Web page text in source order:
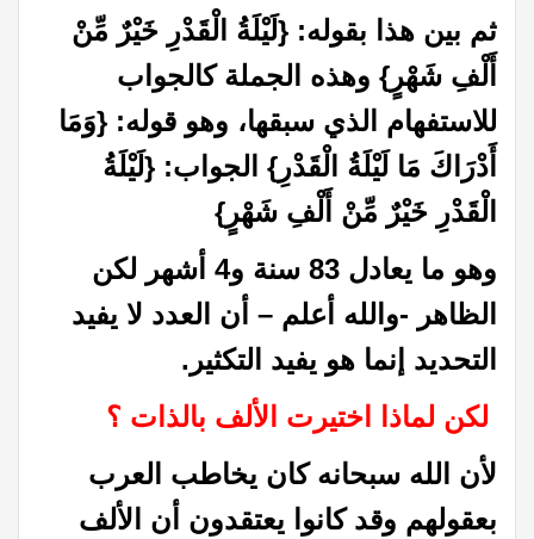
ثم بين هذا بقوله‏:‏ {‏لَيْلَةُ الْقَدْرِ خَيْرٌ مِّنْ
أَلْفِ شَهْرٍ‏}‏ وهذه الجملة كالجواب
للاستفهام الذي سبقها، وهو قوله‏:‏ ‏{‏وَمَا
أَدْرَاكَ مَا لَيْلَةُ الْقَدْرِ‏}‏ الجواب‏:‏ ‏{‏لَيْلَةُ
الْقَدْرِ خَيْرٌ مِّنْ أَلْفِ شَهْرٍ‏}‏
وهو ما يعادل 83 سنة و4 أشهر لكن
الظاهر -والله أعلم – أن العدد لا يفيد
التحديد إنما هو يفيد التكثير.
لكن لماذا اختيرت الألف بالذات ؟
لأن الله سبحانه كان يخاطب العرب
بعقولهم وقد كانوا يعتقدون أن الألف